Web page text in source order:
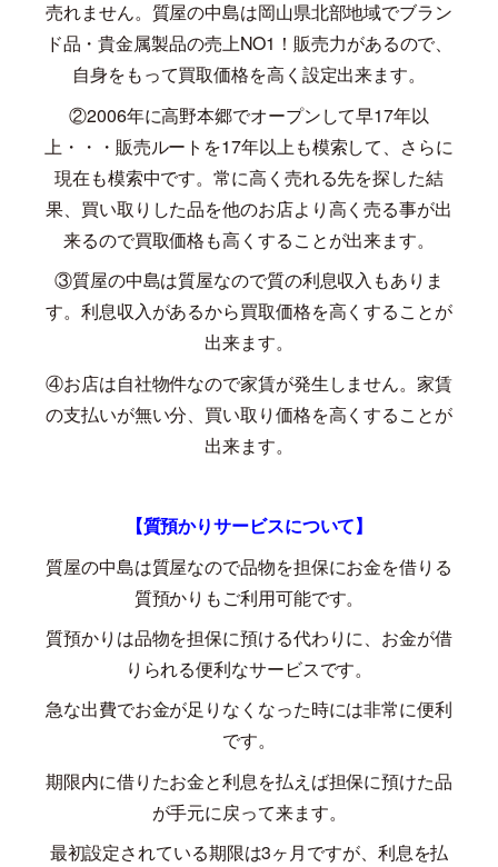
売れません。質屋の中島は岡山県北部地域でブラン
ド品・貴金属製品の売上NO1 ！販売力があるので、
自身をもって買取価格を高く設定出来ます。
②2006年に高野本郷でオープンして早17年以
上・・・販売ルートを17年以上も模索して、さらに
現在も模索中です。常に高く売れる先を探した結
果、買い取りした品を他のお店より高く売る事が出
来るので買取価格も高くすることが出来ます。
③質屋の中島は質屋なので質の利息収入もありま
す。利息収入があるから買取価格を高くすることが
出来ます。
④お店は自社物件なので家賃が発生しません。家賃
の支払いが無い分、買い取り価格を高くすることが
出来ます。
【質預かりサービスについて】
質屋の中島は質屋なので品物を担保にお金を借りる
質預かりもご利用可能です。
質預かりは品物を担保に預ける代わりに、お金が借
りられる便利なサービスです。
急な出費でお金が足りなくなった時には非常に便利
です。
期限内に借りたお金と利息を払えば担保に預けた品
が手元に戻って来ます。
最初設定されている期限は3ヶ月ですが、利息を払